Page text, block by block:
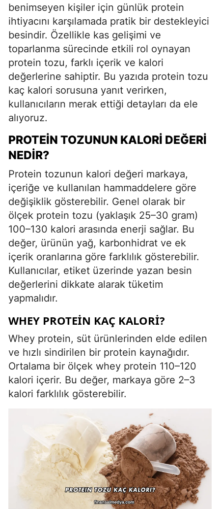
benimseyen kişiler için günlük protein
ihtiyacını karşılamada pratik bir destekleyici
besindir. Özellikle kas gelişimi ve
toparlanma sürecinde etkili rol oynayan
protein tozu, farklı içerik ve kalori
değerlerine sahiptir. Bu yazıda protein tozu
kaç kalori sorusuna yanıt verirken,
kullanıcıların merak ettiği detayları da ele
alıyoruz.
PROTEIN TOZUNUN KALORI DEĞERI
NEDIR?
Protein tozunun kalori değeri markaya,
içeriğe ve kullanılan hammaddelere göre
değişiklik gösterebilir. Genel olarak bir
ölçek protein tozu (yaklaşık 25–30 gram)
100–130 kalori arasında enerji sağlar. Bu
değer, ürünün yağ, karbonhidrat ve ek
içerik oranlarına göre farklılık gösterebilir.
Kullanıcılar, etiket üzerinde yazan besin
değerlerini dikkate alarak tüketim
yapmalıdır.
WHEY PROTEIN KAÇ KALORI?
Whey protein, süt ürünlerinden elde edilen
ve hızlı sindirilen bir protein kaynağıdır.
Ortalama bir ölçek whey protein 110–120
kalori içerir. Bu değer, markaya göre 2–3
kalori farklılık gösterebilir.